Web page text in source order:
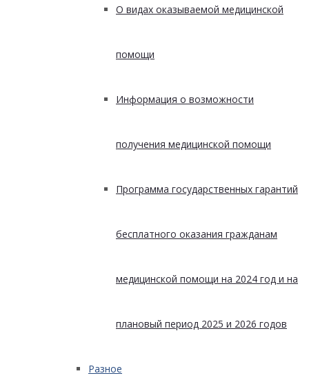
О видах оказываемой медицинской
помощи
Информация о возможности
получения медицинской помощи
Программа государственных гарантий
бесплатного оказания гражданам
медицинской помощи на 2024 год и на
плановый период 2025 и 2026 годов
Разное